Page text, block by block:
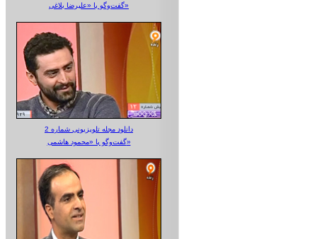
گفت‌وگو با «علیرضا بلاغی»
دانلود مجله تلویزیونی شماره 2
گفت‌وگو با «محمود هاشمی»